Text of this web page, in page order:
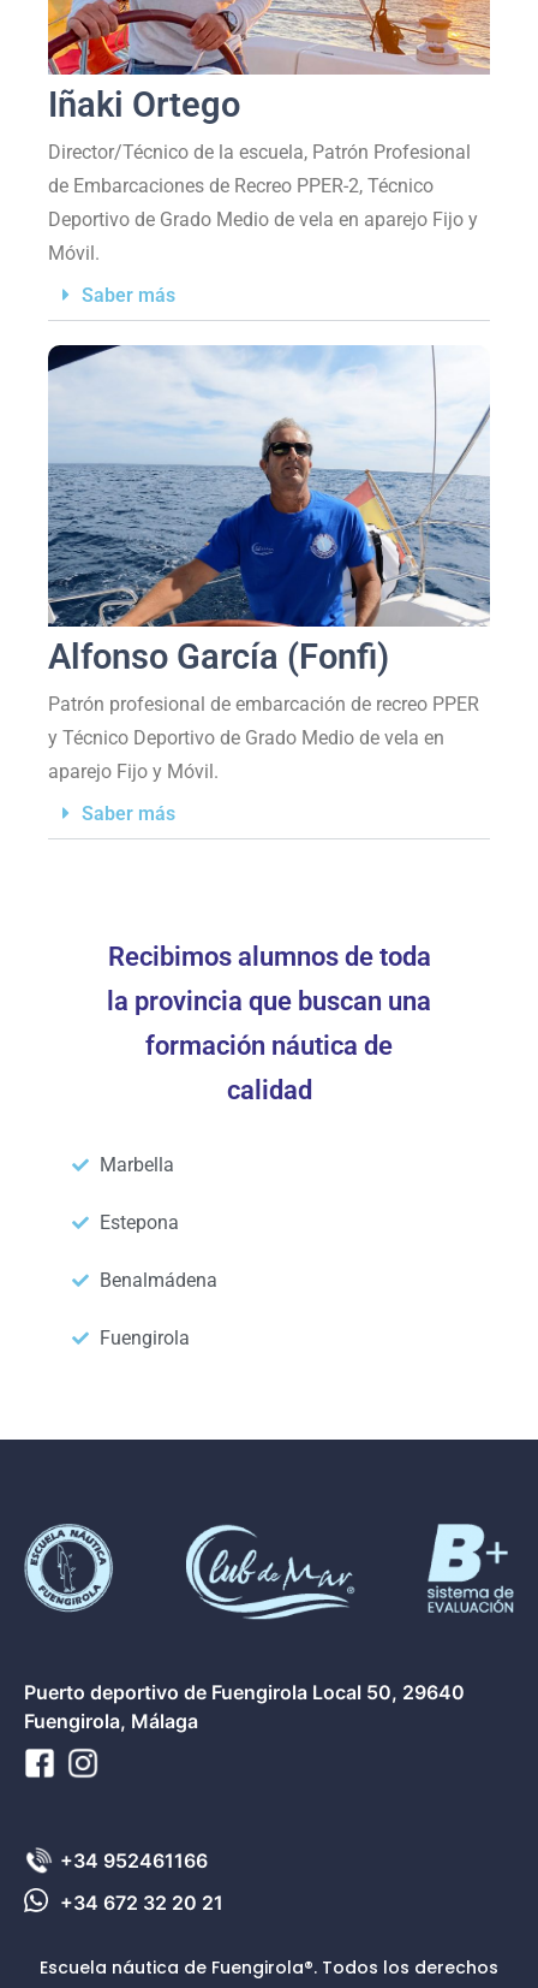
Iñaki Ortego
Director/Técnico de la escuela, Patrón Profesional
de Embarcaciones de Recreo PPER-2, Técnico
Deportivo de Grado Medio de vela en aparejo Fijo y
Móvil.
Saber más
Alfonso García (Fonfi)
Patrón profesional de embarcación de recreo PPER
y Técnico Deportivo de Grado Medio de vela en
aparejo Fijo y Móvil.
Saber más
Recibimos alumnos de toda
la provincia que buscan una
formación náutica de
calidad
Marbella
Estepona
Benalmádena
Fuengirola
Puerto deportivo de Fuengirola Local 50, 29640
Fuengirola, Málaga
+34 952461166
+34 672 32 20 21
Escuela náutica de Fuengirola®. Todos los derechos